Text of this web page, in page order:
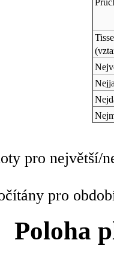
pro největší/
pro
Poloha